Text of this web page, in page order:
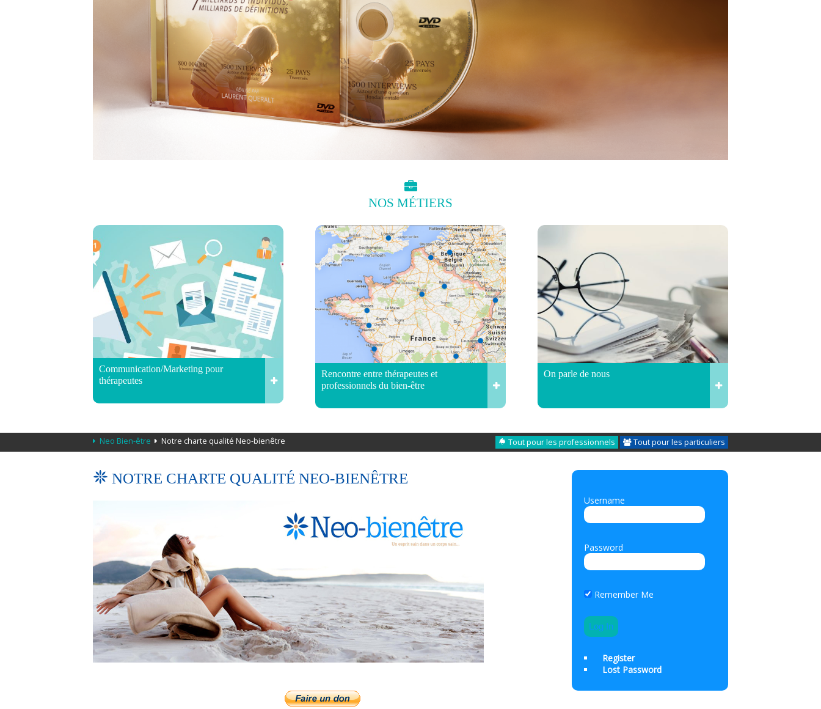
NOS MÉTIERS
Communication/Marketing pour
thérapeutes
Rencontre entre thérapeutes et
professionnels du bien-être
On parle de nous
Neo Bien-être Notre charte qualité Neo-bienêtre Tout pour les professionnels Tout pour les particuliers
NOTRE CHARTE QUALITÉ NEO-BIENÊTRE
Username
Password
Remember Me
Register
Lost Password